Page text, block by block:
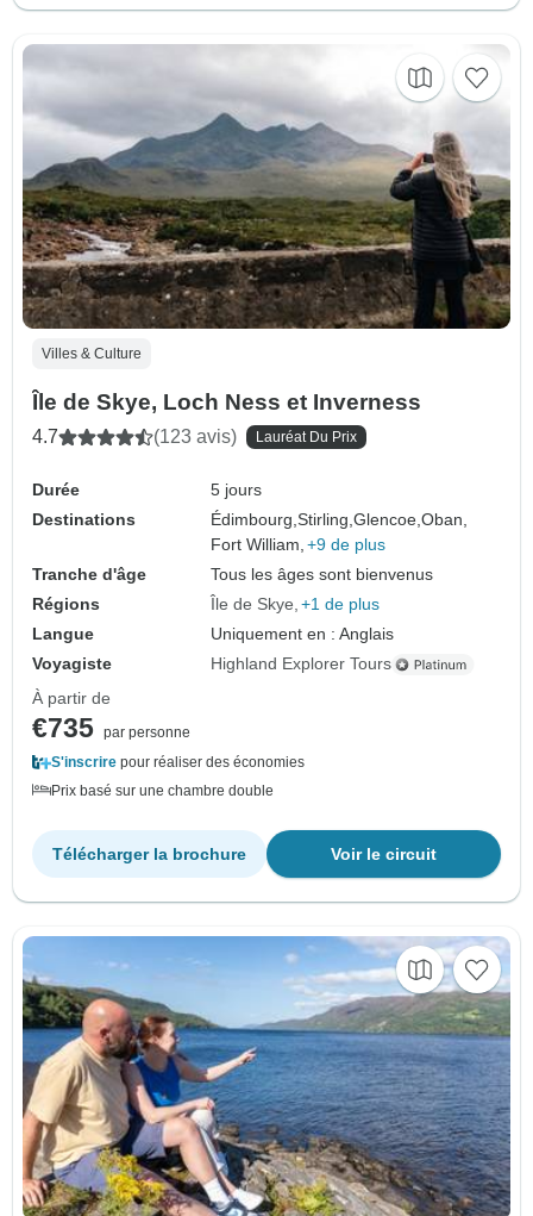
Villes & Culture
Île de Skye, Loch Ness et Inverness
4.7 (123 avis) Lauréat Du Prix
Durée
5 jours
Destinations
Édimbourg,Stirling,Glencoe,Oban,
Fort William, +9 de plus
Tranche d'âge
Tous les âges sont bienvenus
Régions
Île de Skye +1 de plus
Langue
Uniquement en : Anglais
Voyagiste
Highland Explorer Tours
À partir de
€735 par personne
S'inscrire pour réaliser des économies
Prix basé sur une chambre double
Voir le circuit
Télécharger la brochure